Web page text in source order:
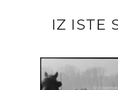
IZ ISTE